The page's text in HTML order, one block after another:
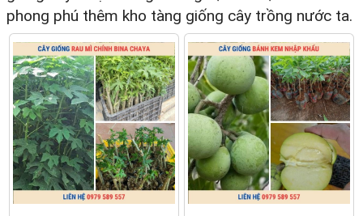
phong phú thêm kho tàng giống cây trồng nước ta.